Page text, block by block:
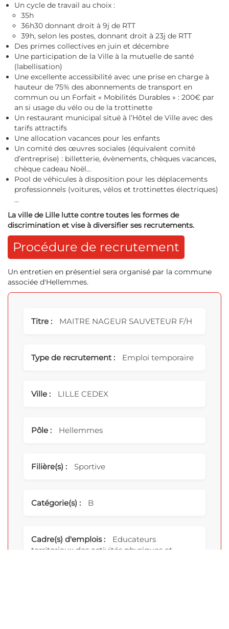
Un cycle de travail au choix :
35h
36h30 donnant droit à 9j de RTT
39h, selon les postes, donnant droit à 23j de RTT
Des primes collectives en juin et décembre
Une participation de la Ville à la mutuelle de santé
(labellisation)
Une excellente accessibilité avec une prise en charge à
hauteur de 75% des abonnements de transport en
commun ou un Forfait « Mobilités Durables » : 200€ par
an si usage du vélo ou de la trottinette
Un restaurant municipal situé à l’Hôtel de Ville avec des
tarifs attractifs
Une allocation vacances pour les enfants
Un comité des œuvres sociales (équivalent comité
d’entreprise) : billetterie, évènements, chèques vacances,
chèque cadeau Noël…
Pool de véhicules à disposition pour les déplacements
professionnels (voitures, vélos et trottinettes électriques)
…
La ville de Lille lutte contre toutes les formes de
discrimination et vise à diversifier ses recrutements.
Procédure de recrutement
Un entretien en présentiel sera organisé par la commune
associée d'Hellemmes.
Titre : MAITRE NAGEUR SAUVETEUR F/H
Type de recrutement : Emploi temporaire
Ville : LILLE CEDEX
Pôle : Hellemmes
Filière(s) : Sportive
Catégorie(s) : B
Cadre(s) d'emplois :
Educateurs
territoriaux des activités physiques et